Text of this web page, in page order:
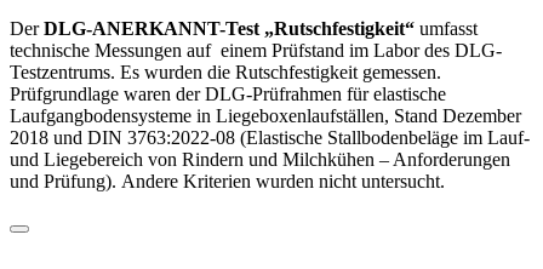
DerDLG-ANERKANNT-Test „Rutschfestigkeit“ umfasst
technische Messungen auf einem Prüfstand im Labor des DLG-
Testzentrums. Es wurden die Rutschfestigkeit gemessen.
Prüfgrundlage waren der DLG-Prüfrahmen für elastische
Laufgangbodensysteme in Liegeboxenlaufställen, Stand Dezember
2018 und DIN 3763:2022-08 (Elastische Stallbodenbeläge im Lauf-
und Liegebereich von Rindern und Milchkühen – Anforderungen
und Prüfung). Andere Kriterien wurden nicht untersucht.